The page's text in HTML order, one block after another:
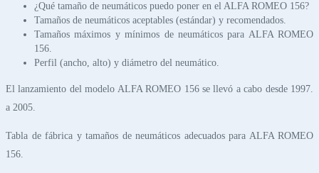
¿Qué tamaño de neumáticos puedo poner en el ALFA ROMEO 156?
Tamaños de neumáticos aceptables (estándar) y recomendados.
Tamaños máximos y mínimos de neumáticos para ALFA ROMEO
156.
Perfil (ancho, alto) y diámetro del neumático.
El lanzamiento del modelo ALFA ROMEO 156 se llevó a cabo desde 1997.
a 2005.
Tabla de fábrica y tamaños de neumáticos adecuados para ALFA ROMEO
156.